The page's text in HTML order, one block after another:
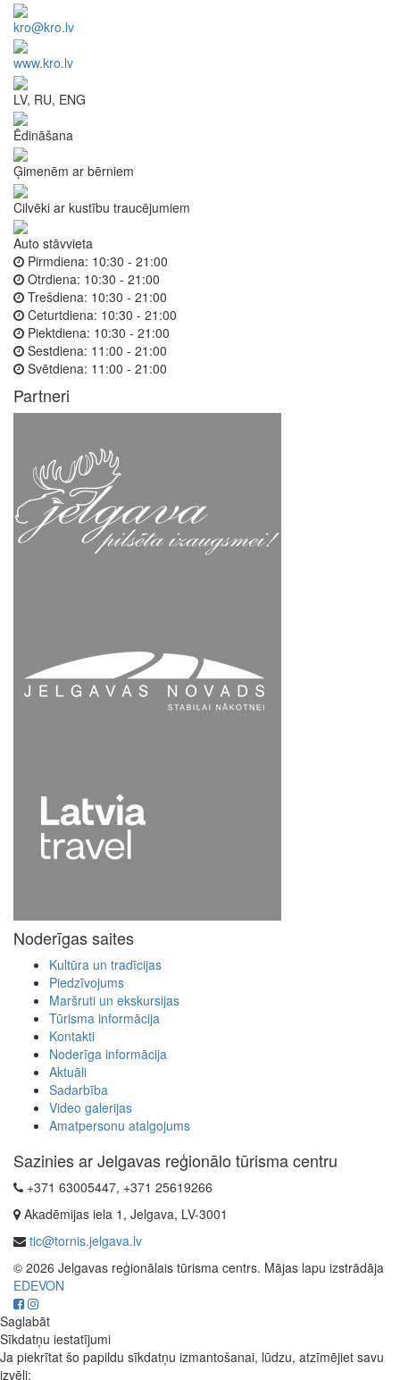
kro@kro.lv
www.kro.lv
LV, RU, ENG
Ēdināšana
Ģimenēm ar bērniem
Cilvēki ar kustību traucējumiem
Auto stāvvieta
Pirmdiena: 10:30 - 21:00
Otrdiena: 10:30 - 21:00
Trešdiena: 10:30 - 21:00
Ceturtdiena: 10:30 - 21:00
Piektdiena: 10:30 - 21:00
Sestdiena: 11:00 - 21:00
Svētdiena: 11:00 - 21:00
Partneri
Noderīgas saites
Kultūra un tradīcijas
Piedzīvojums
Maršruti un ekskursijas
Tūrisma informācija
Kontakti
Noderīga informācija
Aktuāli
Sadarbība
Video galerijas
Amatpersonu atalgojums
Sazinies ar Jelgavas reģionālo tūrisma centru
+371 63005447, +371 25619266
Akadēmijas iela 1, Jelgava, LV-3001
tic@tornis.jelgava.lv
© 2026 Jelgavas reģionālais tūrisma centrs. Mājas lapu izstrādāja
EDEVON
Saglabāt
Sīkdatņu iestatījumi
Ja piekrītat šo papildu sīkdatņu izmantošanai, lūdzu, atzīmējiet savu
izvēli: